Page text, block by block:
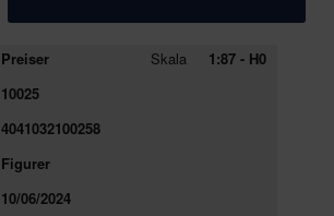
Preiser
10025
4041032100258
Figurer
10/06/2024
Skala 1:87 - H0